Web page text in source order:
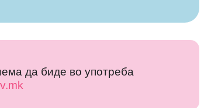
да биде во употреба